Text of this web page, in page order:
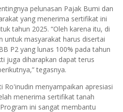
pelunasan Pajak Bumi dan
yang menerima sertifikat ini
tahun 2025. “Oleh karena itu, di
untuk masyarakat harus disertai
P2 yang lunas 100% pada tahun
juga diharapkan dapat terus
tegasnya.
Ro'inudin menyampaikan apresiasi
menerima sertifikat tanah
ini sangat membantu